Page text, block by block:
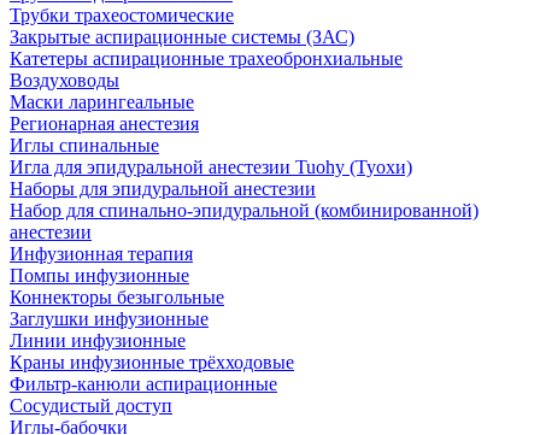
Трубки трахеостомические
Закрытые аспирационные системы (ЗАС)
Катетеры аспирационные трахеобронхиальные
Воздуховоды
Маски ларингеальные
Регионарная анестезия
Иглы спинальные
Игла для эпидуральной анестезии Tuohy (Туохи)
Наборы для эпидуральной анестезии
Набор для спинально-эпидуральной (комбинированной)
анестезии
Инфузионная терапия
Помпы инфузионные
Коннекторы безыгольные
Заглушки инфузионные
Линии инфузионные
Краны инфузионные трёхходовые
Фильтр-канюли аспирационные
Сосудистый доступ
Иглы-бабочки